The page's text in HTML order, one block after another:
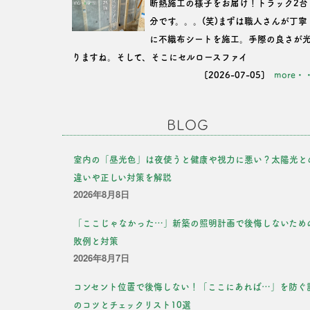
断熱施工の様子をお届け！トラック2台
分です。。。(笑)まずは職人さんが丁寧
に不織布シートを施工。手際の良さが光
りますね。そして、そこにセルロースファイ
[2026-07-05] more・・
BLOG
室内の「昼光色」は夜使うと健康や視力に悪い？太陽光と
違いや正しい対策を解説
2026年8月8日
「ここじゃなかった…」新築の照明計画で後悔しないため
敗例と対策
2026年8月7日
コンセント位置で後悔しない！「ここにあれば…」を防ぐ
のコツとチェックリスト10選